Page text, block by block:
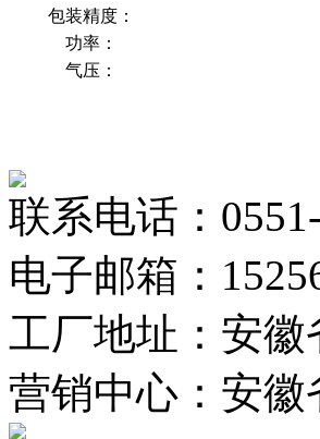
包装精度：
功率：
气压：
联系电话：
电子邮箱：
工厂地址：安
营销中心：安